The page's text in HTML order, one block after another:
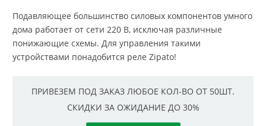
Подавляющее большинство силовых компонентов умного
дома работает от сети 220 В, исключая различные
понижающие схемы. Для управления такими
устройствами понадобится реле Zipato!
ПРИВЕЗЕМ ПОД ЗАКАЗ ЛЮБОЕ КОЛ-ВО ОТ 50ШТ.
СКИДКИ ЗА ОЖИДАНИЕ ДО 30%